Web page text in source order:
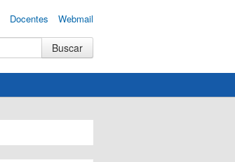
Docentes Webmail